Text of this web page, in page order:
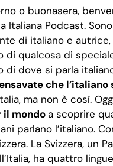
o buonasera,
Italiana Podcast.
di italiano e autrice,
di qualcosa di
di dove si parla
che l’italiano
ma non è così.
il mondoa scoprire
parlano l’italiano.
La Svizzera, un
ha quattro